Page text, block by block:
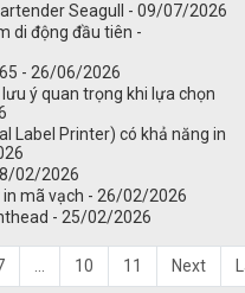
Seagull - 09/07/2026
di động đầu tiên -
- 26/06/2026
ý quan trọng khi lựa chọn
Label Printer) có khả năng in
02/2026
in mã vạch - 26/02/2026
- 25/02/2026
10 11 Next